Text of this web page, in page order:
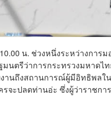
น. ช่วงหนึ่งระหว่างก
นตรีว่าการกระทรวงมหาดไ
งานถึงสถานการณ์ผู้มีอิทธิพล
จะปลดท่านอ่ะ ซึ่งผู้ว่าราชก